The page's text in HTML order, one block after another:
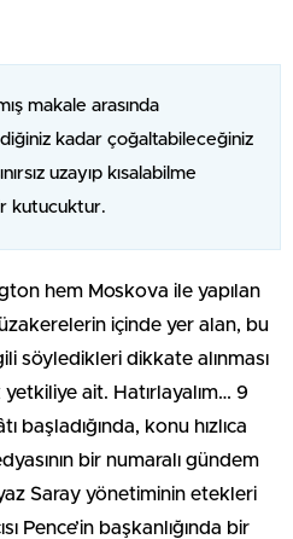
makale arasında
kadar çoğaltabileceğiniz
uzayıp kısalabilme
kutucuktur.
hem Moskova ile yapılan
içinde yer alan, bu
söyledikleri dikkate alınması
ait. Hatırlayalım… 9
başladığında, konu hızlıca
bir numaralı gündem
Saray yönetiminin etekleri
Pence’in başkanlığında bir